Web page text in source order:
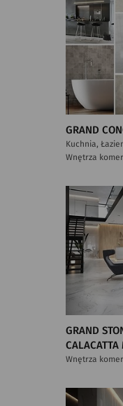
GRAND
Kuchnia,
Wnętrza
GRAND
CALACATTA
Wnętrza